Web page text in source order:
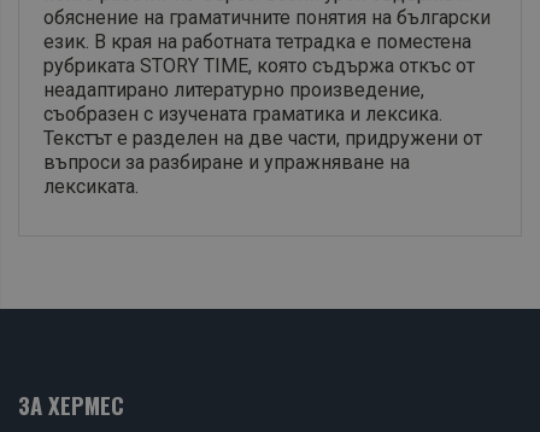
обяснение на граматичните понятия на български
език. В края на работната тетрадка е поместена
рубриката STORY TIME, която съдържа откъс от
неадаптирано литературно произведение,
съобразен с изучената граматика и лексика.
Текстът е разделен на две части, придружени от
въпроси за разбиране и упражняване на
лексиката.
ЗА ХЕРМЕС